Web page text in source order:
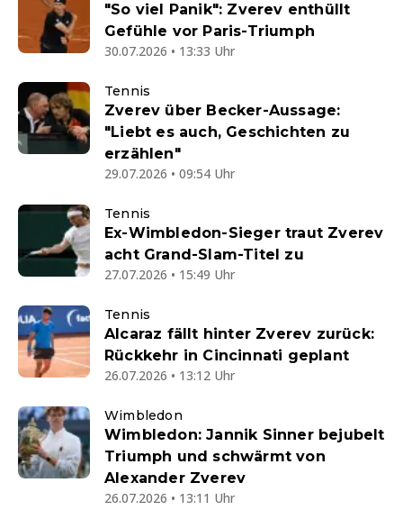
"So viel Panik": Zverev enthüllt
Gefühle vor Paris-Triumph
30.07.2026 • 13:33 Uhr
Tennis
Zverev über Becker-Aussage:
"Liebt es auch, Geschichten zu
erzählen"
29.07.2026 • 09:54 Uhr
Tennis
Ex-Wimbledon-Sieger traut Zverev
acht Grand-Slam-Titel zu
27.07.2026 • 15:49 Uhr
Tennis
Alcaraz fällt hinter Zverev zurück:
Rückkehr in Cincinnati geplant
26.07.2026 • 13:12 Uhr
Wimbledon
Wimbledon: Jannik Sinner bejubelt
Triumph und schwärmt von
Alexander Zverev
26.07.2026 • 13:11 Uhr